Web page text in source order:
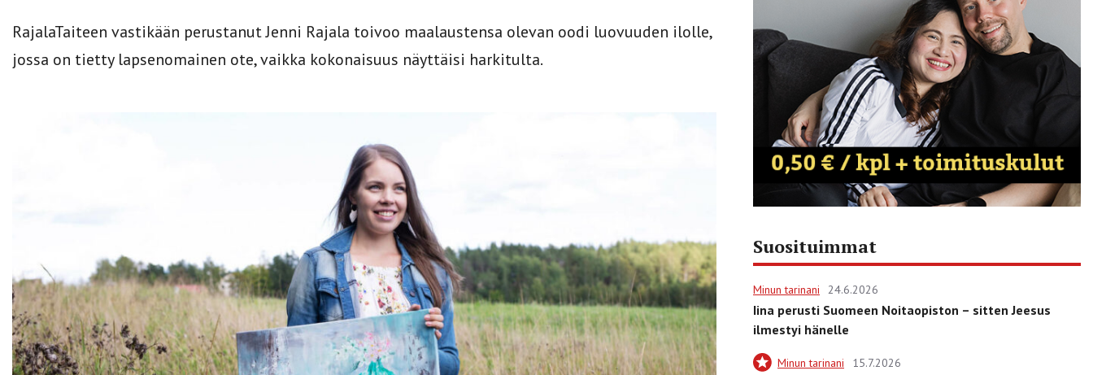
RajalaTaiteen vastikään perustanut Jenni Rajala toivoo maalaustensa olevan oodi luovuuden ilolle,
jossa on tietty lapsenomainen ote, vaikka kokonaisuus näyttäisi harkitulta.
Suosituimmat
Minun tarinani 24.6.2026
Iina perusti Suomeen Noitaopiston – sitten Jeesus
ilmestyi hänelle
Minun tarinani 15.7.2026